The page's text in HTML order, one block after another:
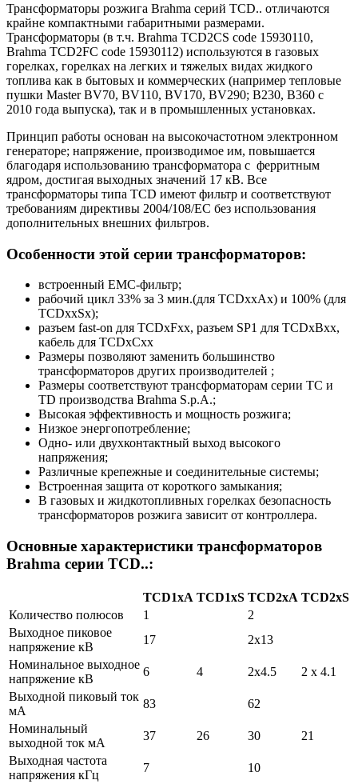
Трансформаторы розжига Brahma серий TCD.. отличаются
крайне компактными габаритными размерами.
Трансформаторы (в т.ч. Brahma TCD2CS code 15930110,
Brahma TCD2FC code 15930112) используются в газовых
горелках, горелках на легких и тяжелых видах жидкого
топлива как в бытовых и коммерческих (например тепловые
пушки Master BV70, BV110, BV170, BV290; B230, B360 с
2010 года выпуска), так и в промышленных установках.
Принцип работы основан на высокочастотном электронном
генераторе; напряжение, производимое им, повышается
благодаря использованию трансформатора с ферритным
ядром, достигая выходных значений 17 кВ. Все
трансформаторы типа TCD имеют фильтр и соответствуют
требованиям директивы 2004/108/EC без использования
дополнительных внешних фильтров.
Особенности этой серии трансформаторов:
встроенный EMC-фильтр;
рабочий цикл 33% за 3 мин.(для TCDxxAx) и 100% (для
TCDxxSx);
разъем fast-on для TCDxFxx, разъем SP1 для TCDxBxx,
кабель для TCDxCxx
Размеры позволяют заменить большинство
трансформаторов других производителей ;
Размеры соответствуют трансформаторам серии TC и
TD производства Brahma S.p.A.;
Высокая эффективность и мощность розжига;
Низкое энергопотребление;
Одно- или двухконтактный выход высокого
напряжения;
Различные крепежные и соединительные системы;
Встроенная защита от короткого замыкания;
В газовых и жидкотопливных горелках безопасность
трансформаторов розжига зависит от контроллера.
Основные характеристики трансформаторов
Brahma серии TCD..:
TCD1xA TCD1xS TCD2xA TCD2xS
Количество полюсов
1
2
Выходное пиковое
напряжение кВ
17
2x13
Номинальное выходное
напряжение кВ
6 4 2x4.5
2 x 4.1
Выходной пиковый ток
мА
83
62
Номинальный
выходной ток мА
37 26 30
21
Выходная частота
напряжения кГц
7
10